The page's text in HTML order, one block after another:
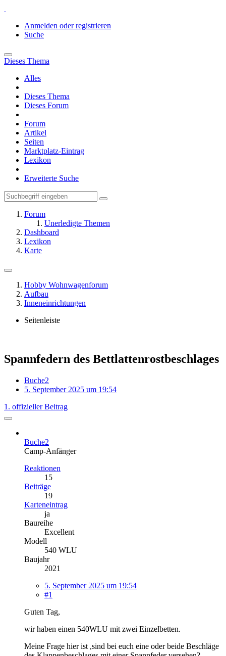
Anmelden oder registrieren
Suche
Dieses Thema
Alles
Dieses Thema
Dieses Forum
Forum
Artikel
Seiten
Marktplatz-Eintrag
Lexikon
Erweiterte Suche
Forum
Unerledigte Themen
Dashboard
Lexikon
Karte
Hobby Wohnwagenforum
Aufbau
Inneneinrichtungen
Seitenleiste
Spannfedern des Bettlattenrostbeschlages
Buche2
5. September 2025 um 19:54
1. offizieller Beitrag
Buche2
Camp-Anfänger
Reaktionen
15
Beiträge
19
Karteneintrag
ja
Baureihe
Excellent
Modell
540 WLU
Baujahr
2021
5. September 2025 um 19:54
#1
Guten Tag,
wir haben einen 540WLU mit zwei Einzelbetten.
Meine Frage hier ist ,sind bei euch eine oder beide Beschläge